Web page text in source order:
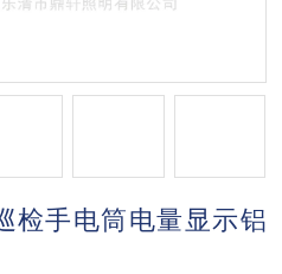
检手电筒电量显示铝